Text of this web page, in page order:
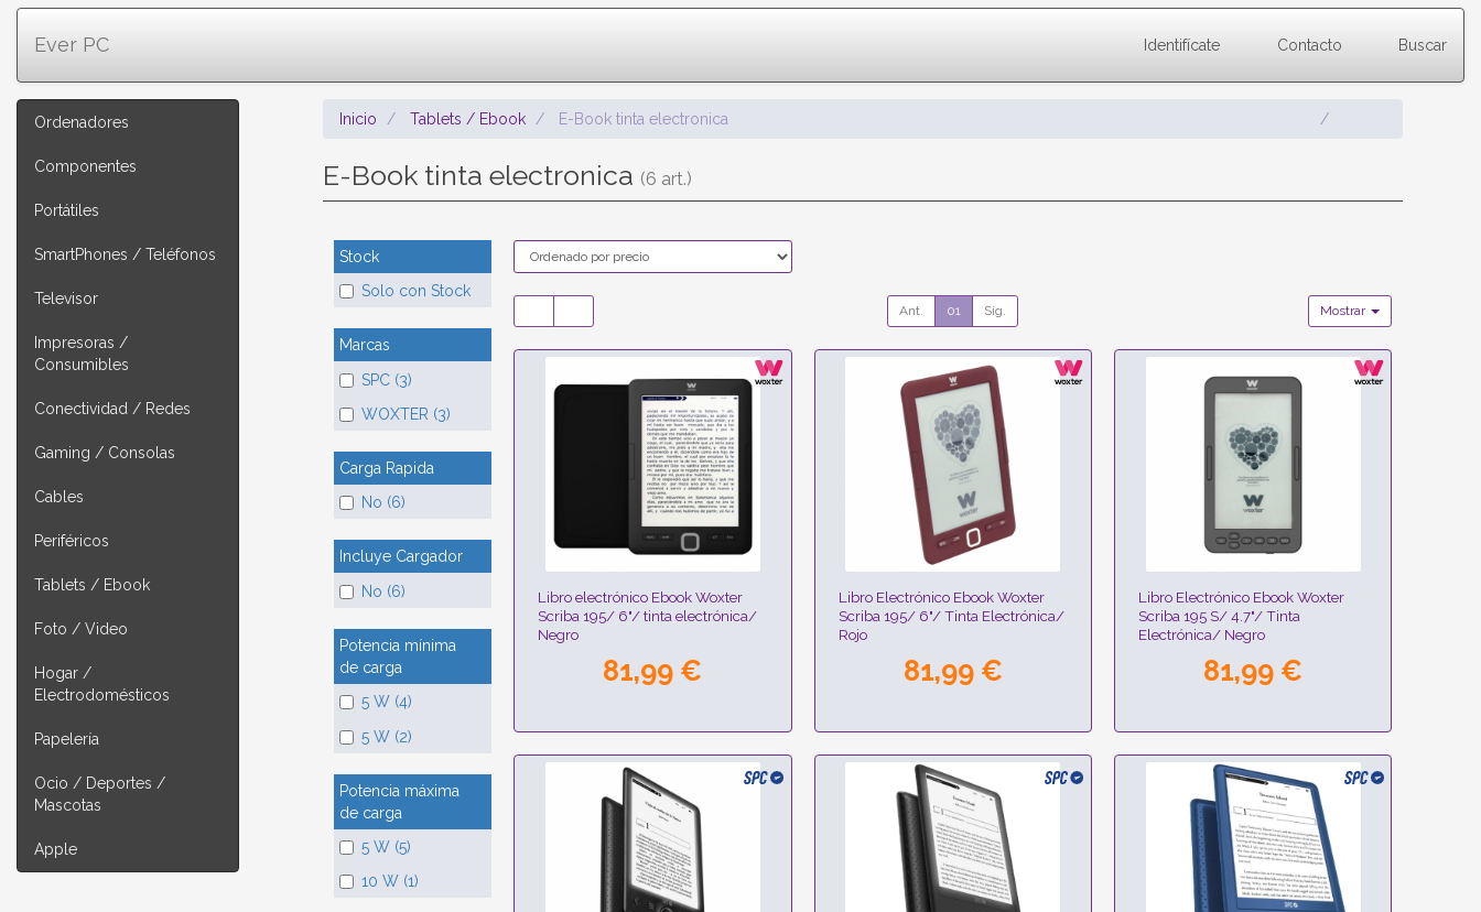
Ever PC Identifícate Contacto Buscar
Ordenadores
Componentes
Portátiles
SmartPhones / Teléfonos
Televisor
Impresoras /
Consumibles
Conectividad / Redes
Gaming / Consolas
Cables
Periféricos
Tablets / Ebook
Foto / Video
Hogar /
Electrodomésticos
Papelería
Ocio / Deportes /
Mascotas
Apple
Inicio Tablets / Ebook E-Book tinta electronica
E-Book tinta electronica (6 art.)
Stock
Solo con Stock
Marcas
SPC (3)
WOXTER (3)
Carga Rapida
No (6)
Incluye Cargador
No (6)
Potencia mínima
de carga
5 W (4)
5 W (2)
Potencia máxima
de carga
5 W (5)
10 W (1)
Ant. 01 Sig. Mostrar
Libro electrónico Ebook Woxter
Scriba 195/ 6"/ tinta electrónica/
Negro
81,99 €
Libro Electrónico Ebook Woxter
Scriba 195/ 6"/ Tinta Electrónica/
Rojo
81,99 €
Libro Electrónico Ebook Woxter
Scriba 195 S/ 4.7"/ Tinta
Electrónica/ Negro
81,99 €